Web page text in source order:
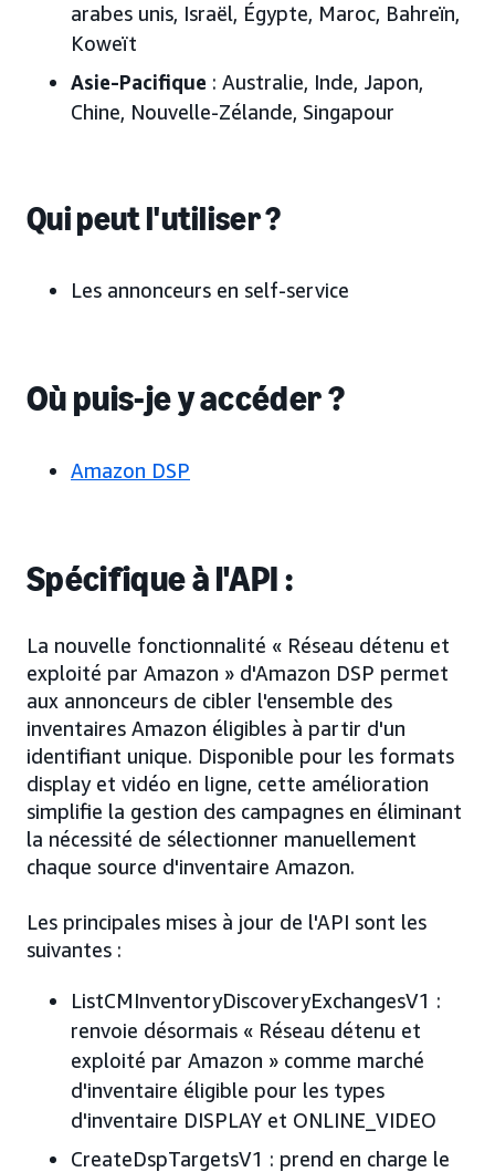
arabes unis, Israël, Égypte, Maroc, Bahreïn,
Koweït
Asie-Pacifique : Australie, Inde, Japon,
Chine, Nouvelle-Zélande, Singapour
Qui peut l'utiliser ?
Les annonceurs en self-service
Où puis-je y accéder ?
Amazon DSP
Spécifique à l'API :
La nouvelle fonctionnalité « Réseau détenu et
exploité par Amazon » d'Amazon DSP permet
aux annonceurs de cibler l'ensemble des
inventaires Amazon éligibles à partir d'un
identifiant unique. Disponible pour les formats
display et vidéo en ligne, cette amélioration
simplifie la gestion des campagnes en éliminant
la nécessité de sélectionner manuellement
chaque source d'inventaire Amazon.
Les principales mises à jour de l'API sont les
suivantes :
ListCMInventoryDiscoveryExchangesV1 :
renvoie désormais « Réseau détenu et
exploité par Amazon » comme marché
d'inventaire éligible pour les types
d'inventaire DISPLAY et ONLINE_VIDEO
CreateDspTargetsV1 : prend en charge le